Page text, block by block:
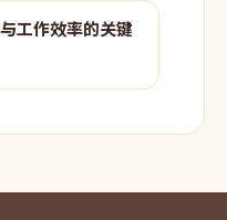
工作效率的关键